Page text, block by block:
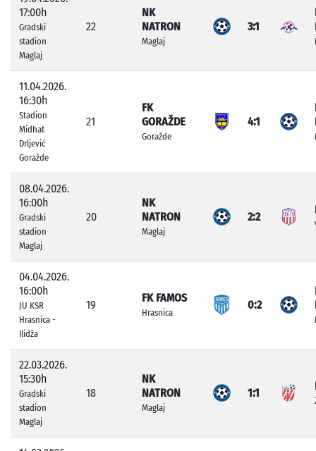
17:00h
Gradski
stadion
Maglaj
22
NK
NATRON
Maglaj
3:1
11.04.2026.
16:30h
Stadion
Midhat
Drljević
Goražde
21
FK
GORAŽDE
Goražde
4:1
08.04.2026.
16:00h
Gradski
stadion
Maglaj
20
NK
NATRON
Maglaj
2:2
04.04.2026.
16:00h
JU KSR
Hrasnica -
Ilidža
19
FK FAMOS
Hrasnica
0:2
22.03.2026.
15:30h
Gradski
stadion
Maglaj
18
NK
NATRON
Maglaj
1:1